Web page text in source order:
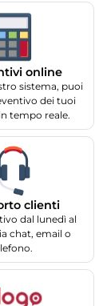
online
sistema, puoi
dei tuoi
tempo reale.
clienti
dal lunedì al
chat, email o